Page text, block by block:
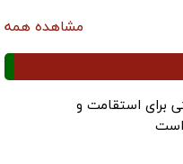
مشاهده همه
برای استقامت و
است